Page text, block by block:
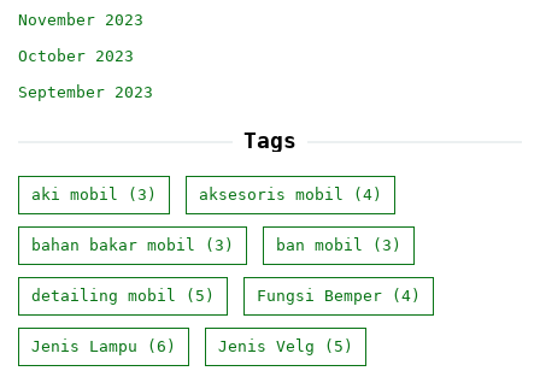
November 2023
October 2023
September 2023
Tags
aki mobil (3) aksesoris mobil (4)
bahan bakar mobil (3) ban mobil (3)
detailing mobil (5) Fungsi Bemper (4)
Jenis Lampu (6) Jenis Velg (5)